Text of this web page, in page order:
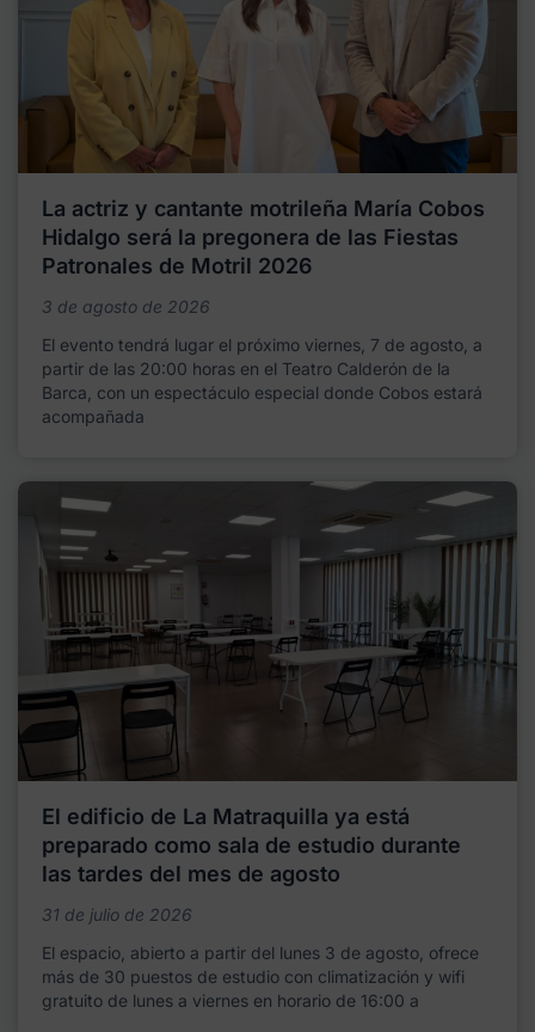
La actriz y cantante motrileña María Cobos
Hidalgo será la pregonera de las Fiestas
Patronales de Motril 2026
3 de agosto de 2026
El evento tendrá lugar el próximo viernes, 7 de agosto, a
partir de las 20:00 horas en el Teatro Calderón de la
Barca, con un espectáculo especial donde Cobos estará
acompañada
El edificio de La Matraquilla ya está
preparado como sala de estudio durante
las tardes del mes de agosto
31 de julio de 2026
El espacio, abierto a partir del lunes 3 de agosto, ofrece
más de 30 puestos de estudio con climatización y wifi
gratuito de lunes a viernes en horario de 16:00 a